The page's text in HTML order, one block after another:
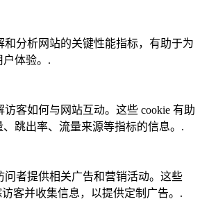
和分析网站的关键性能指标，有助于为
体验。.
访客如何与网站互动。这些 cookie 有助
跳出率、流量来源等指标的信息。.
问者提供相关广告和营销活动。这些
客并收集信息，以提供定制广告。.